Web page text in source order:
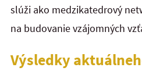
slúži ako medzikatedrový
na budovanie vzájomných
Výsledky